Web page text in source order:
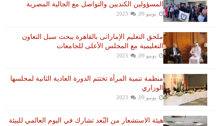
المسؤولين الكنديين والتواصل مع الجالية المصرية
يونيو 09, 2023
ملحق التعليم الإماراتى بالقاهرة يبحث سبل التعاون
التعليمية مع المجلس الأعلى للجامعات
يونيو 09, 2023
منظمة تنمية المرأة تختتم الدورة العادية الثانية لمجلسها
الوزاري
يونيو 09, 2023
هيئة الاستشعار من البُعد تشارك في اليوم العالمي للبيئة